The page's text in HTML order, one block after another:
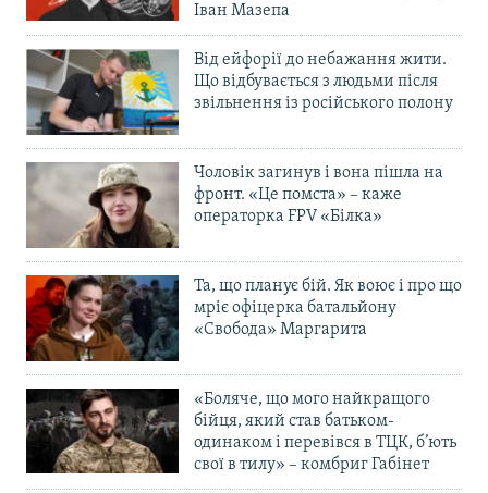
Іван Мазепа
Від ейфорії до небажання жити.
Що відбувається з людьми після
звільнення із російського полону
Чоловік загинув і вона пішла на
фронт. «Це помста» – каже
операторка FPV «Білка»
Та, що планує бій. Як воює і про що
мріє офіцерка батальйону
«Свобода» Маргарита
«Боляче, що мого найкращого
бійця, який став батьком-
одинаком і перевівся в ТЦК, б’ють
свої в тилу» – комбриг Габінет